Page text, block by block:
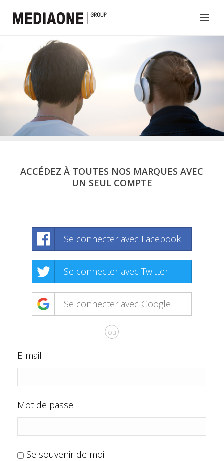
ACCÉDEZ À TOUTES NOS MARQUES AVEC
UN SEUL COMPTE
Se connecter avec Facebook
Se connecter avec Twitter
Se connecter avec Google
ou
E-mail
Mot de passe
Se souvenir de moi